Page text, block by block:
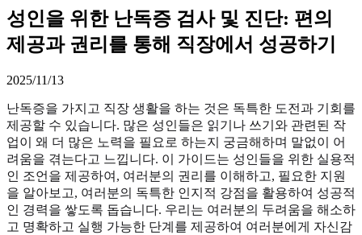
성인을 위한 난독증 검사 및 진단: 편의
제공과 권리를 통해 직장에서 성공하기
2025/11/13
난독증을 가지고 직장 생활을 하는 것은 독특한 도전과 기회를
제공할 수 있습니다. 많은 성인들은 읽기나 쓰기와 관련된 작
업이 왜 더 많은 노력을 필요로 하는지 궁금해하며 말없이 어
려움을 겪는다고 느낍니다. 이 가이드는 성인들을 위한 실용적
인 조언을 제공하여, 여러분의 권리를 이해하고, 필요한 지원
을 알아보고, 여러분의 독특한 인지적 강점을 활용하여 성공적
인 경력을 쌓도록 돕습니다. 우리는 여러분의 두려움을 해소하
고 명확하고 실행 가능한 단계를 제공하여 여러분에게 자신감